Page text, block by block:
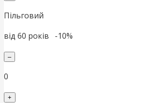
Пільговий
вiд 60 рокiв -10%
–
0
+